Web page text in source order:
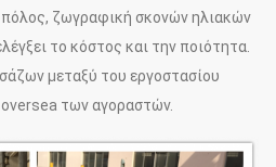
ζωγραφική σκονών ηλιακών
το κόστος και την ποιότητα.
μεταξύ του εργοστασίου
oversea των αγοραστών.